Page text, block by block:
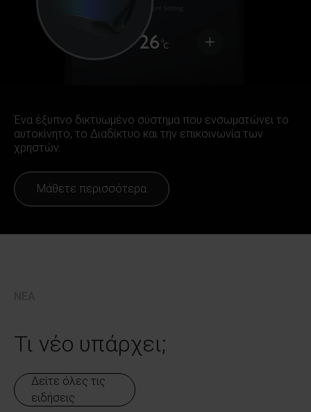
Ένα έξυπνο δικτυωμένο σύστημα που ενσωματώνει το
αυτοκίνητο, το Διαδίκτυο και την επικοινωνία των
χρηστών.
Μάθετε περισσότερα
Τι νέο υπάρχει;
Δείτε όλες τις
ειδήσεις